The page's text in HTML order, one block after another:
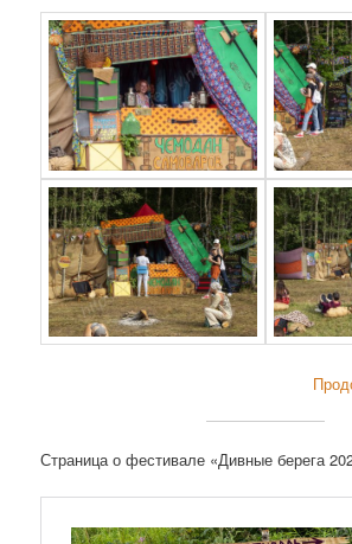
Страница о фестивале «Дивные берега